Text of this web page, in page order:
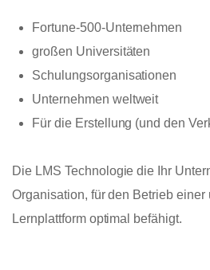
Fortune-500-Unternehmen
großen Universitäten
Schulungsorganisationen
Unternehmen weltweit
Für die Erstellung (und den
Die LMS Technologie die Ihr
Organisation, für den Betrieb
Lernplattform optimal befähigt.